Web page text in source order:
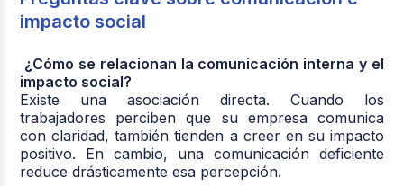
impacto social
¿Cómo se relacionan la comunicación interna y el
impacto social?
Existe una asociación directa. Cuando los
trabajadores perciben que su empresa comunica
con claridad, también tienden a creer en su impacto
positivo. En cambio, una comunicación deficiente
reduce drásticamente esa percepción.